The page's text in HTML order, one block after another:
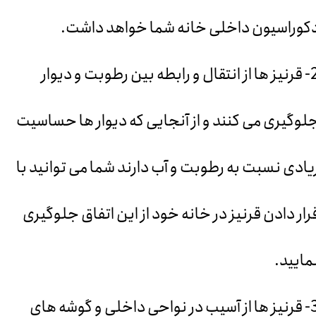
داخلی خانه شما خواهد داشت.
قرنیز ها از انتقال و رابطه بین رطوبت و دیوار
می کنند و از آنجایی که دیوار ها حساسیت
نسبت به رطوبت و آب دارند شما می توانید با
دادن قرنیز در خانه خود از این اتفاق جلوگیری
قرنیز ها از آسیب در نواحی داخلی و گوشه های